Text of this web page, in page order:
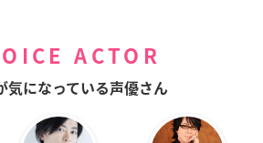
ACTOR
気になっている声優さん